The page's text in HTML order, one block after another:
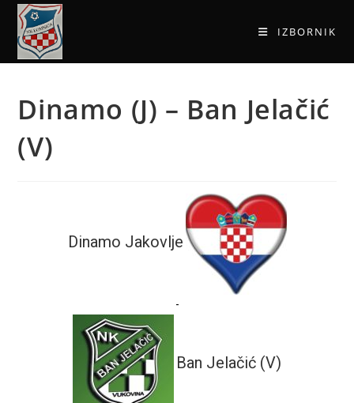
IZBORNIK
Dinamo (J) – Ban Jelačić
(V)
Dinamo Jakovlje
-
Ban Jelačić (V)